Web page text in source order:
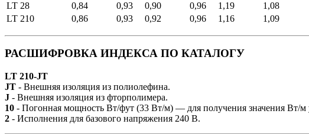
LT 28
0,84 0,93 0,90 0,96 1,19
1,08
LT 210
0,86 0,93 0,92 0,96 1,16 1,09
РАСШИФРОВКА ИНДЕКСА ПО КАТАЛОГУ
LT 210-JT
JT - Внешняя изоляция из полиолефина.
J - Внешняя изоляция из фторполимера.
10 - Погонная мощность Вт/фут (33 Вт/м) — для получения значения Вт/
2 - Исполнения для базового напряжения 240 В.